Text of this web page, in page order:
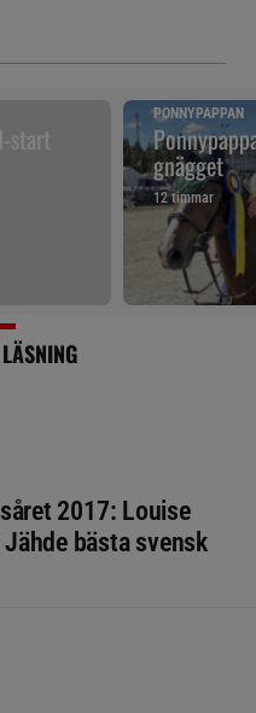
start
PONNYPAPPAN
gnägget
12 timmar
2017: Louise
bästa svensk